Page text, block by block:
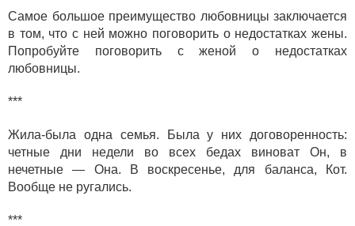
Самое большое преимущество любовницы заключается
в том, что с ней можно поговорить о недостатках жены.
Попробуйте поговорить с женой о недостатках
любовницы.
***
Жила-была одна семья. Была у них договоренность:
четные дни недели во всех бедах виноват Он, в
нечетные — Она. В воскресенье, для баланса, Кот.
Вообще не ругались.
***